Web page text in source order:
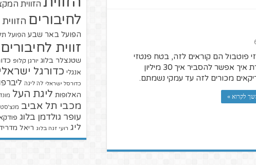
פוטבול הם קוראים לזה, בטח פנטזי
אחרת איך אפשר להסביר איך 30 מיליון
מכורים לזה עד עמקי נשמתם.
לקרוא »
הזווית
לחיבורים
הפועל באר שבע הפועל
זווית לחיבורים
שטנצלר בלוג יורגן קלופ
אנגלי כדורגל ישראלי
כדורסל ישראלי לה ליגה
האלופות ליגת העל
מכבי תל אביב
עופר גולדמן בלוג
ליג רועי זגה בלוג ריאל